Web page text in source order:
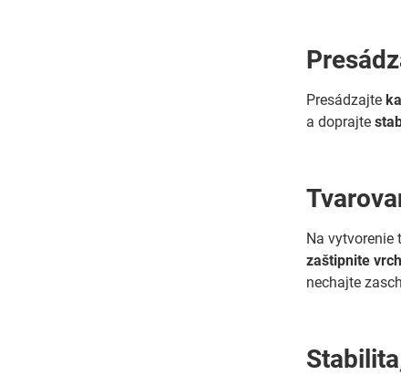
Presádzajte
a doprajte
Na vytvorenie
zaštipnite
nechajte